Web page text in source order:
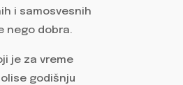
i samosvesnih
nego dobra.
je za vreme
godišnju